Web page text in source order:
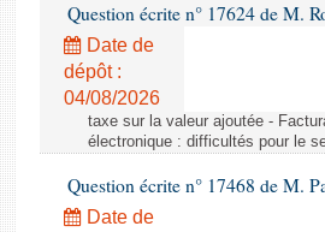
Question écrite n° 17624 de M.
Date de
dépôt :
04/08/2026
taxe sur la valeur ajoutée -
électronique : difficultés pour le
Question écrite n° 17468 de M.
Date de